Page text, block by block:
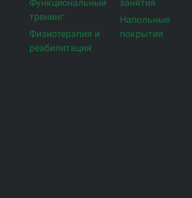
Функциональный
тренинг
Физиотерапия и
реабилитация
занятия
Напольные
покрытия